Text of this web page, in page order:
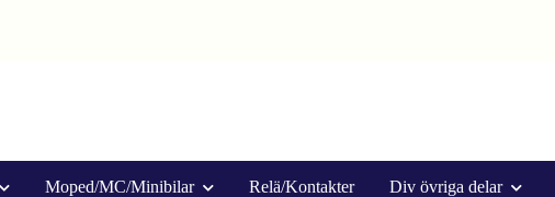
Moped/MC/Minibilar Relä/Kontakter Div övriga delar